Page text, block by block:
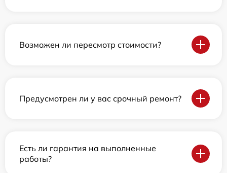
Возможен ли пересмотр стоимости?
Предусмотрен ли у вас срочный ремонт?
Есть ли гарантия на выполненные
работы?